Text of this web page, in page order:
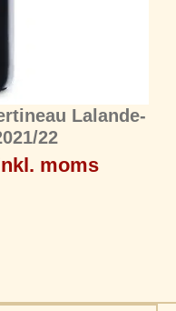
Lalande-
22
moms